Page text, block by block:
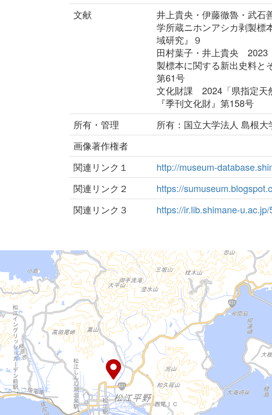
文献
井上貴央・伊藤徹魯・武
学所蔵ニホンアシカ剥製標
域研究』９
田村葉子・井上貴央 2023
製標本に関する新出史料と
第61号
文化財課 2024「県指定天
『季刊文化財』第158号
所有・管理
所有：国立大学法人 島根
画像著作権者
関連リンク１
http://museum-
関連リンク２
https://
関連リンク３
https://ir.lib.shimane-u.ac.jp/